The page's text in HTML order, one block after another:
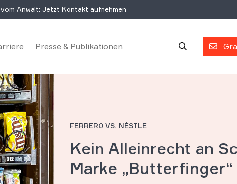
Anwalt: Jetzt Kontakt aufnehmen
Presse & Publikationen
FERRERO VS. NÉSTLE
Kein Alleinrecht an
Marke „Butterfinger“